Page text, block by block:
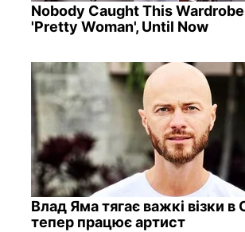
Nobody Caught This
'Pretty Woman', Until Now
Влад Яма тягає важкі візки
тепер працює артист